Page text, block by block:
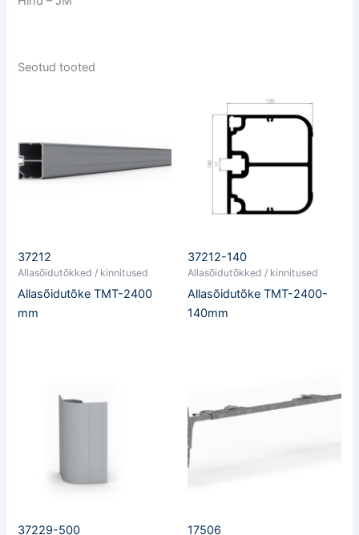
Seotud tooted
37212
Allasõidutõkked / kinnitused
Allasõidutõke TMT-2400
mm
37212-140
Allasõidutõkked / kinnitused
Allasõidutõke TMT-2400-
140mm
37229-500 17506